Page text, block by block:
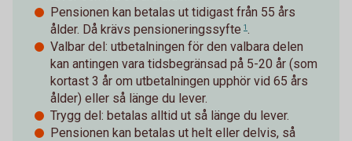
Pensionen kan betalas ut tidigast från 55 års
ålder. Då krävs pensioneringssyfte 1.
Valbar del: utbetalningen för den valbara delen
kan antingen vara tidsbegränsad på 5-20 år (som
kortast 3 år om utbetalningen upphör vid 65 års
ålder) eller så länge du lever.
Trygg del: betalas alltid ut så länge du lever.
Pensionen kan betalas ut helt eller delvis, så